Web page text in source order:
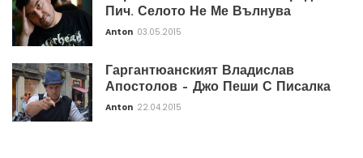
Пич. Селото Не Ме Вълнува
Anton 03.05.2015
Гаргантюанският Владислав
Апостолов – Джо Пеши С Писалка
Anton 22.04.2015